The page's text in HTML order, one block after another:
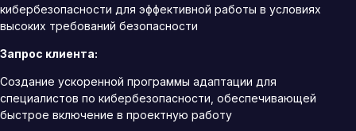
кибербезопасности для эффективной работы в условиях
высоких требований безопасности
Запрос клиента:
Создание ускоренной программы адаптации для
специалистов по кибербезопасности, обеспечивающей
быстрое включение в проектную работу